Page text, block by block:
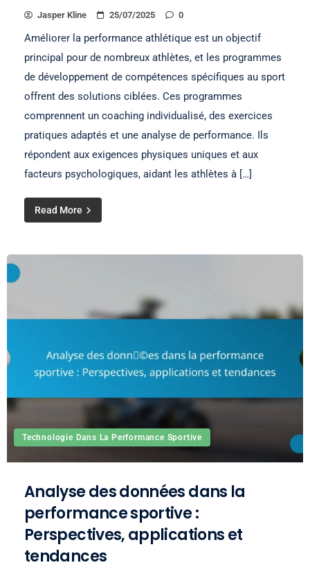
Jasper Kline 25/07/2025 0
Améliorer la performance athlétique est un objectif
principal pour de nombreux athlètes, et les programmes
de développement de compétences spécifiques au sport
offrent des solutions ciblées. Ces programmes
comprennent un coaching individualisé, des exercices
pratiques adaptés et une analyse de performance. Ils
répondent aux exigences physiques uniques et aux
facteurs psychologiques, aidant les athlètes à […]
Read More
Technologie Dans La Performance Sportive
Analyse des données dans la
performance sportive :
Perspectives, applications et
tendances